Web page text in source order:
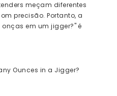
meçam diferentes
precisão. Portanto, a
em um jigger?" é